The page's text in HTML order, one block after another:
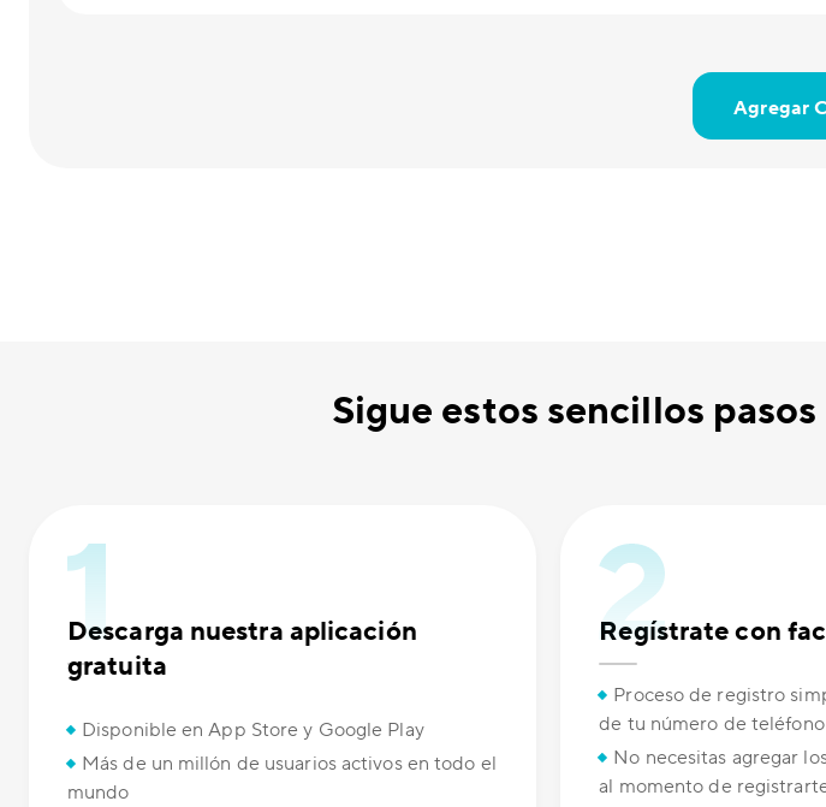
Agregar
Sigue estos sencillos
Descarga nuestra aplicación
gratuita
Disponible en App Store y Google Play
Más de un millón de usuarios activos en todo el
mundo
Regístrate con
Proceso de registro
de tu número de teléfono
No necesitas agregar
al momento de